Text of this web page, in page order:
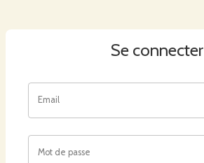
Se connecter
Email
Mot de passe